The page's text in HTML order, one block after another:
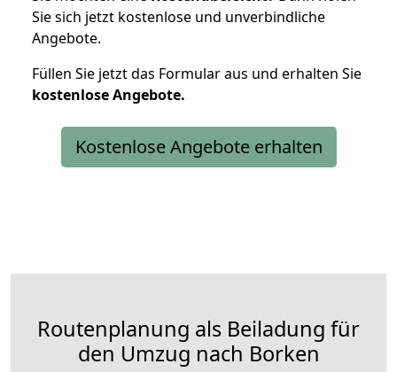
Sie sich jetzt kostenlose und unverbindliche
Angebote.
Füllen Sie jetzt das Formular aus und erhalten Sie
kostenloseAngebote.
Kostenlose Angebote erhalten
Routenplanung als Beiladung für
den Umzug nach Borken